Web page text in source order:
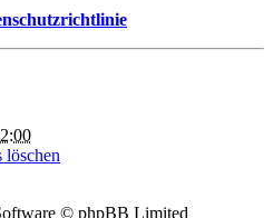
löschen
© phpBB Limited